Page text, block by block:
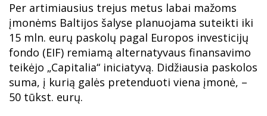
Per artimiausius trejus metus labai mažoms
įmonėms Baltijos šalyse planuojama suteikti iki
15 mln. eurų paskolų pagal Europos investicijų
fondo (EIF) remiamą alternatyvaus finansavimo
teikėjo „Capitalia“ iniciatyvą. Didžiausia paskolos
suma, į kurią galės pretenduoti viena įmonė, –
50 tūkst. eurų.